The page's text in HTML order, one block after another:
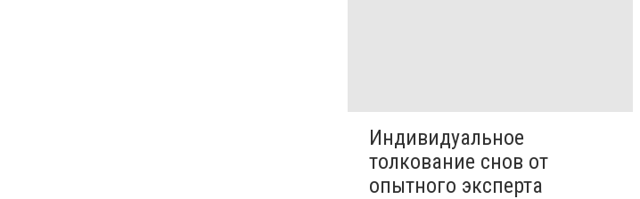
Индивидуальное
толкование снов от
опытного эксперта